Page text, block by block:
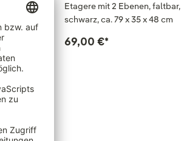
Etagere mit 2 Ebenen, faltbar,
schwarz, ca. 79 x 35 x 48 cm
69,00 €*